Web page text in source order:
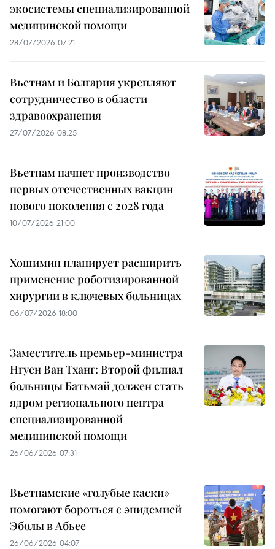
экосистемы специализированной
медицинской помощи
28/07/2026 07:21
Вьетнам и Болгария укрепляют
сотрудничество в области
здравоохранения
27/07/2026 08:25
Вьетнам начнет производство
первых отечественных вакцин
нового поколения с 2028 года
10/07/2026 21:00
Хошимин планирует расширить
применение роботизированной
хирургии в ключевых больницах
06/07/2026 18:00
Заместитель премьер-министра
Нгуен Ван Тханг: Второй филиал
больницы Батьмай должен стать
ядром регионального центра
специализированной
медицинской помощи
26/06/2026 07:31
Вьетнамские «голубые каски»
помогают бороться с эпидемией
Эболы в Абьее
26/06/2026 04:07